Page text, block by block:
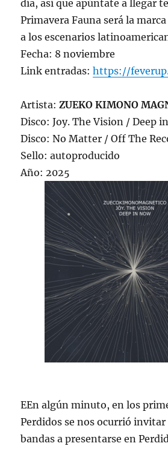
día, así que apúntate a llegar
Primavera Fauna será la
a los escenarios
Fecha: 8 noviembre
Link entradas:https://
Artista:ZUEKO KIMONO
Disco: Joy. The Vision / Deep
Disco: No Matter / Off The
Sello: autoproducido
Año: 2025
EEn algún minuto, en los
Perdidos se nos ocurrió invitar
bandas a presentarse en